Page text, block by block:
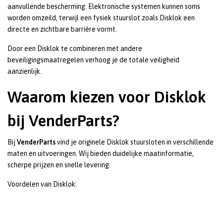
aanvullende bescherming. Elektronische systemen kunnen soms
worden omzeild, terwijl een fysiek stuurslot zoals Disklok een
directe en zichtbare barrière vormt.
Door een Disklok te combineren met andere
beveiligingsmaatregelen verhoog je de totale veiligheid
aanzienlijk.
Waarom kiezen voor Disklok
bij VenderParts?
Bij VenderPartsvind je originele Disklok stuursloten in verschillende
maten en uitvoeringen. Wij bieden duidelijke maatinformatie,
scherpe prijzen en snelle levering.
Voordelen van Disklok: